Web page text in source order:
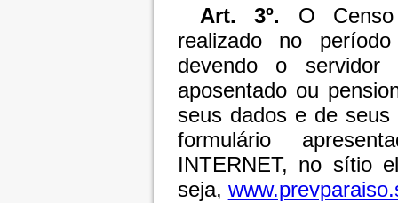
Art. 3º. O Censo
realizado no
devendo o
aposentado ou
seus dados e de seus
formulário
INTERNET, no sítio
seja,